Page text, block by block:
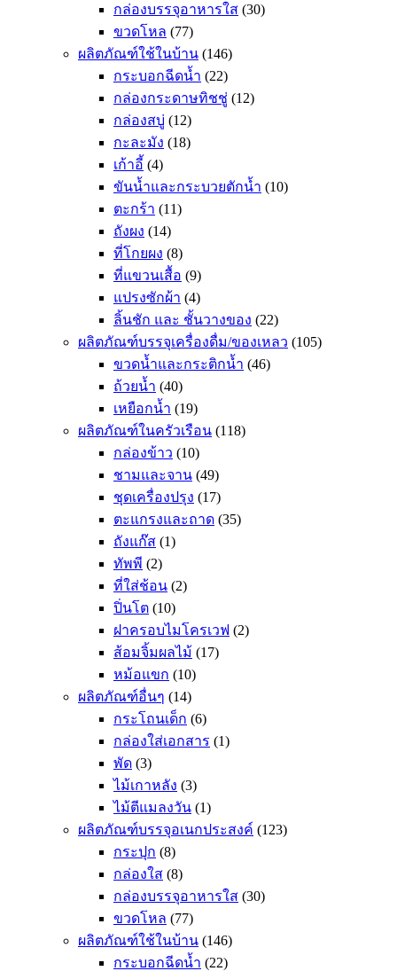
กล่องบรรจุอาหารใส (30)
ขวดโหล (77)
ผลิตภัณฑ์ใช้ในบ้าน (146)
กระบอกฉีดน้ำ (22)
กล่องกระดาษทิชชู่ (12)
กล่องสบู่ (12)
กะละมัง (18)
เก้าอี้ (4)
ขันน้ำและกระบวยตักน้ำ (10)
ตะกร้า (11)
ถังผง (14)
ที่โกยผง (8)
ที่แขวนเสื้อ (9)
แปรงซักผ้า (4)
ลิ้นชัก และ ชั้นวางของ (22)
ผลิตภัณฑ์บรรจุเครื่องดื่ม/ของเหลว (105)
ขวดน้ำและกระติกน้ำ (46)
ถ้วยน้ำ (40)
เหยือกน้ำ (19)
ผลิตภัณฑ์ในครัวเรือน (118)
กล่องข้าว (10)
ชามและจาน (49)
ชุดเครื่องปรุง (17)
ตะแกรงและถาด (35)
ถังแก๊ส (1)
ทัพพี (2)
ที่ใส่ช้อน (2)
ปิ่นโต (10)
ฝาครอบไมโครเวฟ (2)
ส้อมจิ้มผลไม้ (17)
หม้อแขก (10)
ผลิตภัณฑ์อื่นๆ (14)
กระโถนเด็ก (6)
กล่องใส่เอกสาร (1)
พัด (3)
ไม้เกาหลัง (3)
ไม้ตีแมลงวัน (1)
ผลิตภัณฑ์บรรจุอเนกประสงค์ (123)
กระปุก (8)
กล่องใส (8)
กล่องบรรจุอาหารใส (30)
ขวดโหล (77)
ผลิตภัณฑ์ใช้ในบ้าน (146)
กระบอกฉีดน้ำ (22)